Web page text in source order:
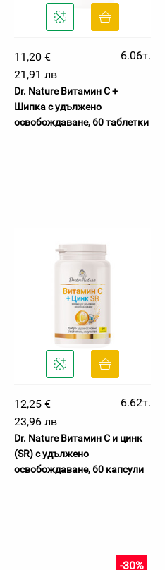
11,20 €
6.06т.
21,91 лв
Dr. Nature Витамин C +
Шипка с удължено
освобождаване, 60 таблетки
12,25 €
6.62т.
23,96 лв
Dr. Nature Витамин С и цинк
(SR) с удължено
освобождаване, 60 капсули
-30%